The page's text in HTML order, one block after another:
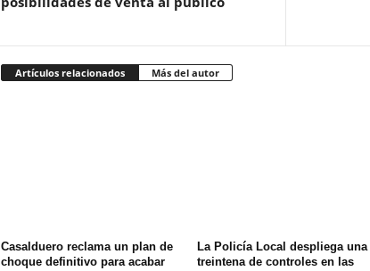
Artículos relacionados Más del autor
Casalduero reclama un plan de
choque definitivo para acabar
La Policía Local despliega una
treintena de controles en las